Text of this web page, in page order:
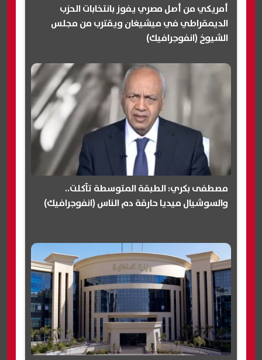
أمريكي من أصل مصري يفوز بانتخابات الحزب
الديمقراطي في ميشيغان ويقترب من مجلس
الشيوخ (انفوجرافيك)
مصطفى بكري: الطبقة المتوسطة تآكلت..
والسوشيال ميديا حارقة دم الناس (انفوجرافيك)